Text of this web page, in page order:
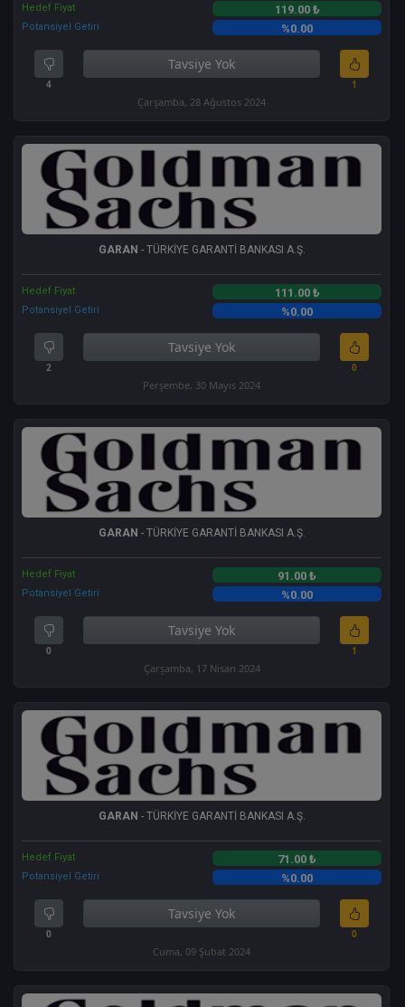
Hedef Fiyat 119.00 ₺
Potansiyel Getiri %0.00
4
Tavsiye Yok
1
Çarşamba, 28 Ağustos 2024
GARAN - TÜRKİYE GARANTİ BANKASI A.Ş.
Hedef Fiyat 111.00 ₺
Potansiyel Getiri %0.00
2
Tavsiye Yok
0
Perşembe, 30 Mayıs 2024
GARAN - TÜRKİYE GARANTİ BANKASI A.Ş.
Hedef Fiyat 91.00 ₺
Potansiyel Getiri %0.00
0
Tavsiye Yok
1
Çarşamba, 17 Nisan 2024
GARAN - TÜRKİYE GARANTİ BANKASI A.Ş.
Hedef Fiyat 71.00 ₺
Potansiyel Getiri %0.00
0
Tavsiye Yok
0
Cuma, 09 Şubat 2024